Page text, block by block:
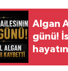
Algan
günü!